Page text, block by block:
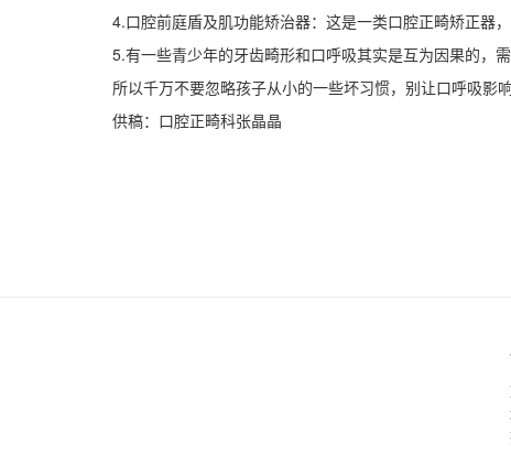
4.口腔前庭盾及肌功能矫治器：这是一类口腔正畸矫正器
5.有一些青少年的牙齿畸形和口呼吸其实是互为因果的，需
所以千万不要忽略孩子从小的一些坏习惯，别让口呼吸影响
供稿：口腔正畸科张晶晶